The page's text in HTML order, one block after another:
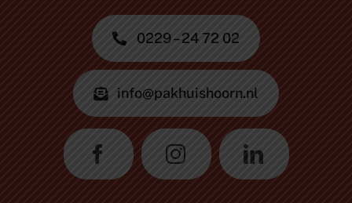
0229 – 24 72 02
info@pakhuishoorn.nl